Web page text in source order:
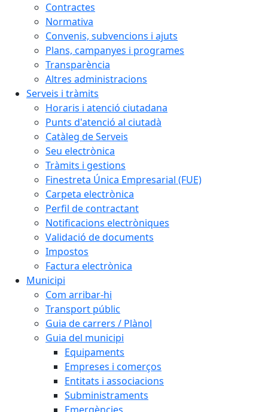
Contractes
Normativa
Convenis, subvencions i ajuts
Plans, campanyes i programes
Transparència
Altres administracions
Serveis i tràmits
Horaris i atenció ciutadana
Punts d'atenció al ciutadà
Catàleg de Serveis
Seu electrònica
Tràmits i gestions
Finestreta Única Empresarial (FUE)
Carpeta electrònica
Perfil de contractant
Notificacions electròniques
Validació de documents
Impostos
Factura electrònica
Municipi
Com arribar-hi
Transport públic
Guia de carrers / Plànol
Guia del municipi
Equipaments
Empreses i comerços
Entitats i associacions
Subministraments